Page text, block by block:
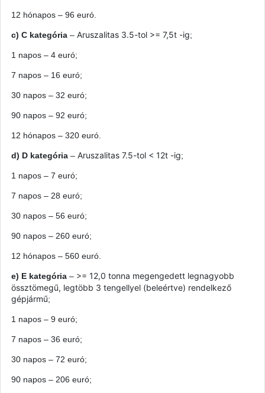
12 hónapos – 96 euró.
c) C kategória – Aruszalitas 3.5-tol >= 7,5t -ig;
1 napos – 4 euró;
7 napos – 16 euró;
30 napos – 32 euró;
90 napos – 92 euró;
12 hónapos – 320 euró.
d) D kategória– Aruszalitas 7.5-tol < 12t -ig;
1 napos – 7 euró;
7 napos – 28 euró;
30 napos – 56 euró;
90 napos – 260 euró;
12 hónapos – 560 euró.
e) E kategória– >= 12,0 tonna megengedett legnagyobb
össztömegű, legtöbb 3 tengellyel (beleértve) rendelkező
gépjármű;
1 napos – 9 euró;
7 napos – 36 euró;
30 napos – 72 euró;
90 napos – 206 euró;